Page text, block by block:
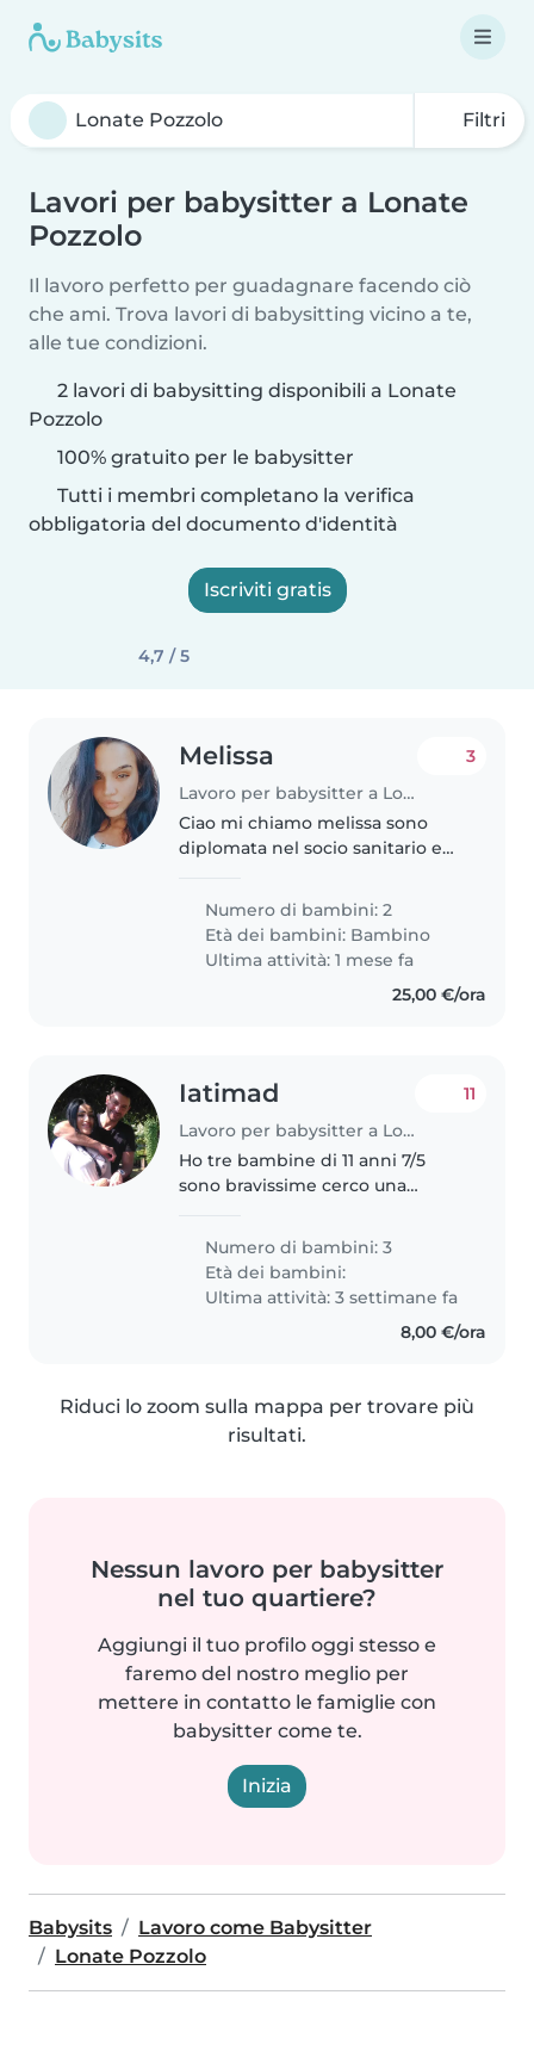
Filtri
Lavori per babysitter a Lonate
Pozzolo
Il lavoro perfetto per guadagnare facendo ciò
che ami. Trova lavori di babysitting vicino a te,
alle tue condizioni.
2 lavori di babysitting disponibili a Lonate
Pozzolo
100% gratuito per le babysitter
Tutti i membri completano la verifica
obbligatoria del documento d'identità
Iscriviti gratis
4,7 / 5
Melissa
Lavoro per babysitter a Lonate Pozzolo
3
Ciao mi chiamo melissa sono
diplomata nel socio sanitario e
Sitter sono disponibile per la
zona del Canton Ticino.
Disponibilità immediata e
flessibile..
Numero di bambini: 2
Età dei bambini: Bambino
Ultima attività: 1 mese fa
25,00 €/ora
Iatimad
Lavoro per babysitter a Lonate Pozzolo
11
Ho tre bambine di 11 anni 7/5
sono bravissime cerco una
simpatiche e mi piace molto
anche giocare l’unica problema è
che..
Numero di bambini: 3
Età dei bambini:
Ultima attività: 3 settimane fa
8,00 €/ora
Riduci lo zoom sulla mappa per trovare più
risultati.
Nessun lavoro per babysitter
nel tuo quartiere?
Aggiungi il tuo profilo oggi stesso e
faremo del nostro meglio per
mettere in contatto le famiglie con
babysitter come te.
Inizia
Babysits
Lavoro come Babysitter
Lonate Pozzolo